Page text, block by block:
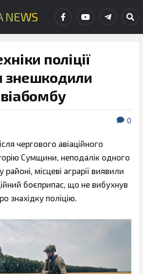
NEWS
поліції
0
чергового авіаційного
Сумщини, неподалік одного
районі, місцеві аграрії виявили
боєприпас, що не вибухнув
знахідку поліцію.